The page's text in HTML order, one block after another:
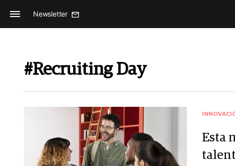
Newsletter
#Recruiting Day
Esta